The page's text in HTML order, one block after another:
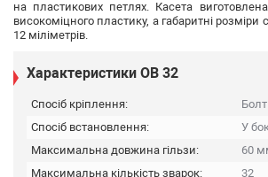
на пластикових петлях. Касета
високоміцного пластику, а габаритні розміри
12 міліметрів.
Характеристики ОВ 32
Спосіб кріплення:
Спосіб встановлення:
У
Максимальна довжина гільзи:
60
Максимальна кількість зварок:
32